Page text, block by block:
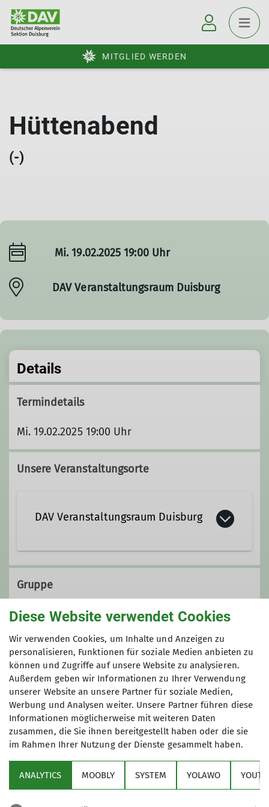
MITGLIED WERDEN
Hüttenabend
(-)
Mi. 19.02.2025 19:00 Uhr
DAV Veranstaltungsraum Duisburg
Details
Termindetails
Mi. 19.02.2025 19:00 Uhr
Unsere Veranstaltungsorte
DAV Veranstaltungsraum Duisburg
Lösorter Straße 115
Gruppe
KulTourgruppe
Die KulTourwandergruppe verbindet
das Wandern mit einem kulturellen
Ereignis, wobei sich die Schwerpunkte
auch schon mal verlagern dürfen.
Unsere Ziele liegen oft im Ruhrgebiet,
Radius von etwa 50 km um Duisburg.
Außer am Wochenende starten wir
Sektion
Diese Website verwendet Cookies
Wir verwenden Cookies, um Inhalte und Anzeigen zu
personalisieren, Funktionen für soziale Medien anbieten zu
können und Zugriffe auf unsere Website zu analysieren.
Außerdem geben wir Informationen zu Ihrer Verwendung
unserer Website an unsere Partner für soziale Medien,
Werbung und Analysen weiter. Unsere Partner führen diese
Informationen möglicherweise mit weiteren Daten
zusammen, die Sie ihnen bereitgestellt haben oder die sie
im Rahmen Ihrer Nutzung der Dienste gesammelt haben.
ANALYTICS MOOBLY SYSTEM YOLAWO